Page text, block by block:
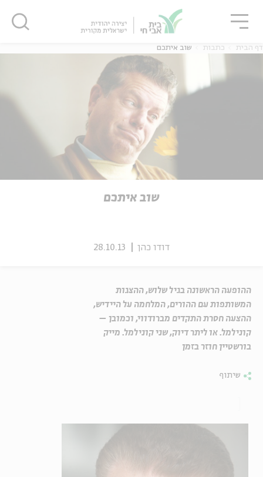
אנגלית
אנגלית
דף הבית כתבות שוב איתכם
שוב איתכם
דודו כהן 28.10.13
ההופעה הראשונה בגיל שלוש, ההצגות
המשותפות עם ההורים, המלחמה על היידיש,
ההצעה חסרת התקדים מברודווי, וכמובן –
קונילמל. או ליתר דיוק, שני קונילמל. מייק
בורשטיין חוזר בזמן
שיתוף
סגור